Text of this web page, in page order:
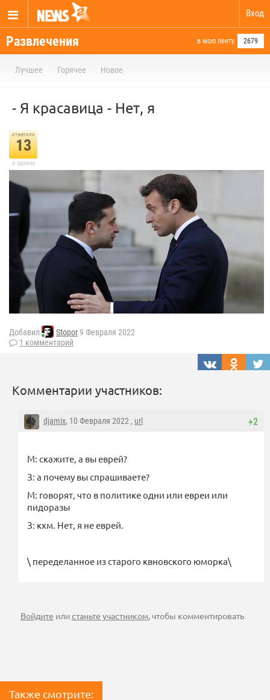
Вход
Развлечения в мою ленту 2679
Лучшее Горячее Новое
- Я красавица - Нет, я
отметили
13
в архиве
Добавил Stopor9 Февраля 2022
1 комментарий
Комментарии участников:
+2
djamix, 10 Февраля 2022 , url
М: скажите, а вы еврей?
З: а почему вы спрашиваете?
М: говорят, что в политике одни или евреи или
пидоразы
З: кхм. Нет, я не еврей.
\ переделанное из старого квновского юморка\
Войдите илистаньте участником, чтобы комментировать
Также смотрите: